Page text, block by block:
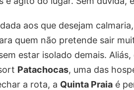
aos que desejam
quem não pretende sair
estar isolado demais.
Patachocas, uma das
a rota, a Quinta Praia é